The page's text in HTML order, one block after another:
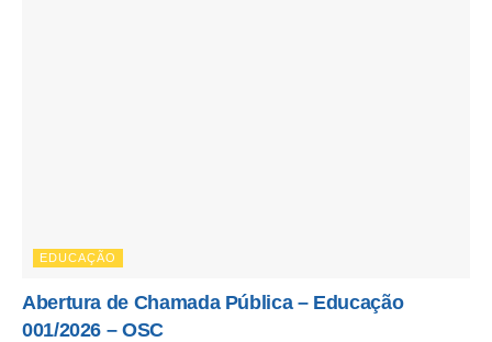
EDUCAÇÃO
Abertura de Chamada Pública – Educação
001/2026 – OSC